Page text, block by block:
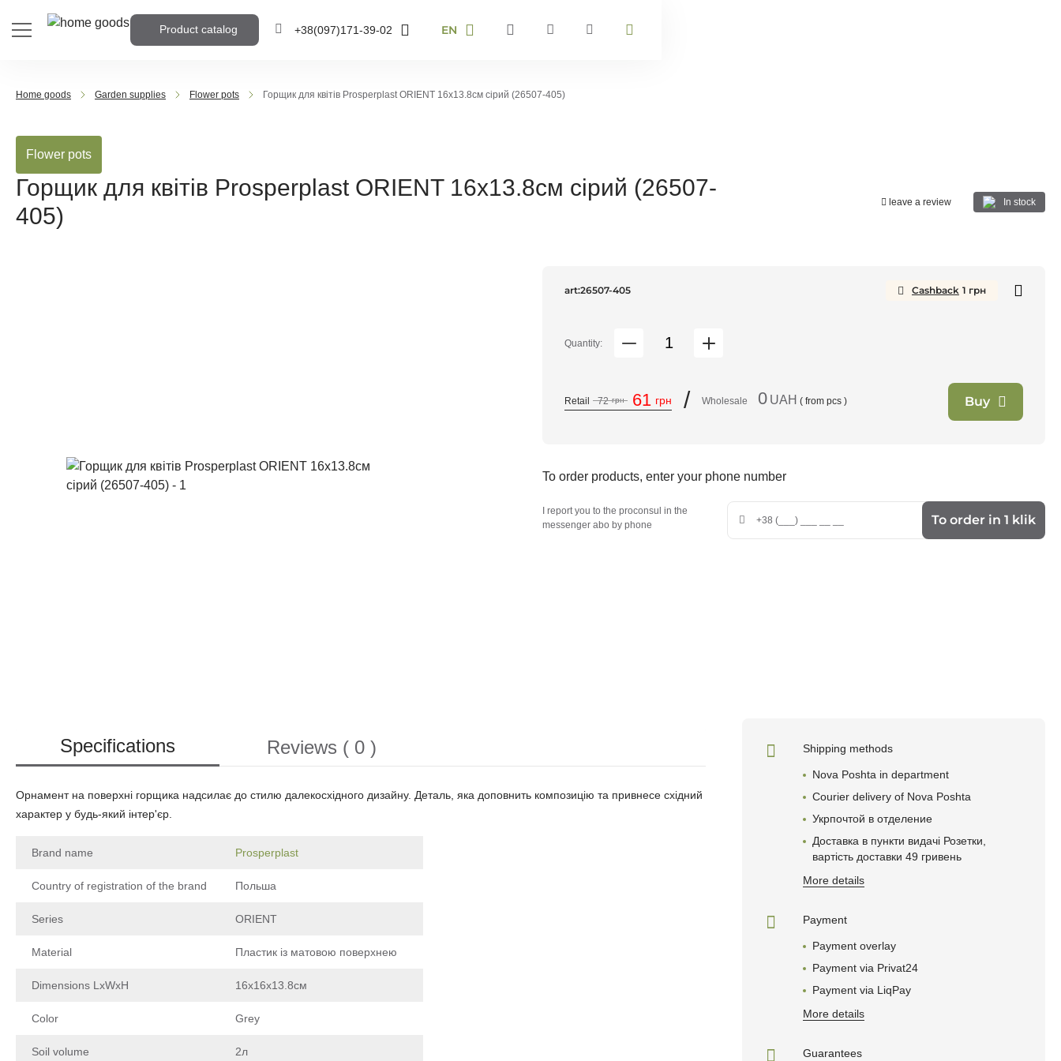
Product catalog +38(097)171-39-02
EN
EN
Home goods Garden supplies Flower pots Горщик для квітів Prosperplast ORIENT 16х13.8см сірий (26507-405)
Flower pots
Горщик для квітів Prosperplast ORIENT 16х13.8см сірий (26507-
405)
leave a review In stock
art:26507-405 Cashback 1 грн
Quantity:
Retail 72 грн 61 грн / Wholesale 0 UAH ( from pcs ) Buy
To order products, enter your phone number
I report you to the proconsul in the
messenger abo by phone
To order in 1 klik
Specifications Reviews ( 0 )
Орнамент на поверхні горщика надсилає до стилю далекосхідного дизайну. Деталь, яка доповнить композицію та привнесе східний
характер у будь-який інтер'єр.
Brand name Prosperplast
Country of registration of the brand Польша
Series ORIENT
Material Пластик із матовою поверхнею
Dimensions LxWxH 16х16х13.8см
Color Grey
Soil volume 2л
Shipping methods
Nova Poshta in department
Courier delivery of Nova Poshta
Укрпочтой в отделениe
Доставка в пункти видачі Розетки,
вартість доставки 49 гривень
More details
Payment
Payment overlay
Payment via Privat24
Payment via LiqPay
More details
Guarantees